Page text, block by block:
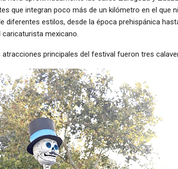
que integran poco más de un kilómetro en el que
diferentes estilos, desde la época prehispánica
caricaturista mexicano.
atracciones principales del festival fueron tres